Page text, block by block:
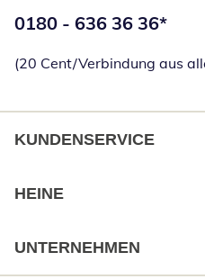
Telefonnummer:
0180 - 636 36 36*
(20 Cent/Verbindung aus
KUNDENSERVICE
HEINE
UNTERNEHMEN